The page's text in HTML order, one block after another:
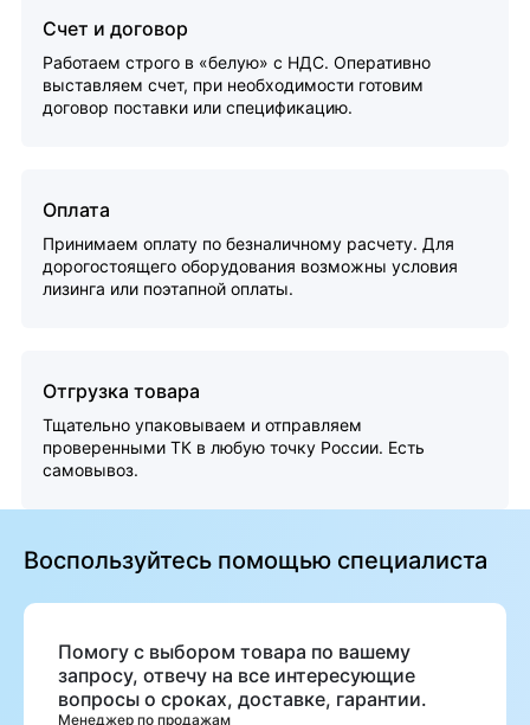
Счет и договор
Работаем строго в «белую» с НДС. Оперативно
выставляем счет, при необходимости готовим
договор поставки или спецификацию.
Оплата
Принимаем оплату по безналичному расчету. Для
дорогостоящего оборудования возможны условия
лизинга или поэтапной оплаты.
Отгрузка товара
Тщательно упаковываем и отправляем
проверенными ТК в любую точку России. Есть
самовывоз.
Воспользуйтесь помощью специалиста
Помогу с выбором товара по вашему
запросу, отвечу на все интересующие
вопросы о сроках, доставке, гарантии.
Менеджер по продажам